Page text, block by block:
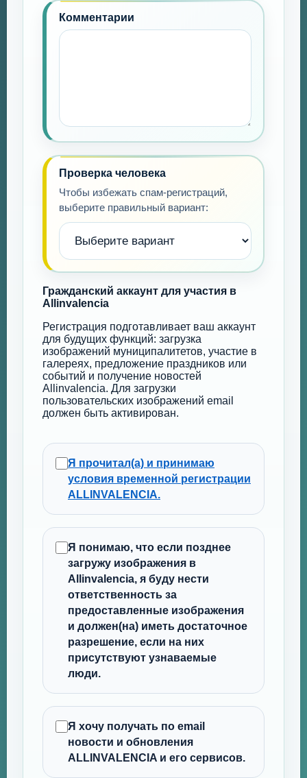
Комментарии
Проверка человека
Чтобы избежать спам-регистраций,
выберите правильный вариант:
Гражданский аккаунт для участия в
Allinvalencia
Регистрация подготавливает ваш аккаунт
для будущих функций: загрузка
изображений муниципалитетов, участие в
галереях, предложение праздников или
событий и получение новостей
Allinvalencia. Для загрузки
пользовательских изображений email
должен быть активирован.
Я прочитал(а) и принимаю
условия временной регистрации
ALLINVALENCIA.
Я понимаю, что если позднее
загружу изображения в
Allinvalencia, я буду нести
ответственность за
предоставленные изображения
и должен(на) иметь достаточное
разрешение, если на них
присутствуют узнаваемые
люди.
Я хочу получать по email
новости и обновления
ALLINVALENCIA и его сервисов.